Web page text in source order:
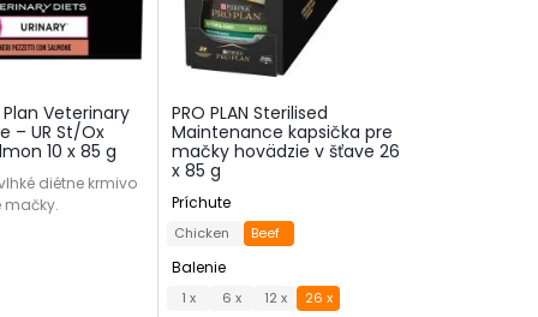
Plan Veterinary
– UR St/Ox
10 x 85 g
diétne krmivo
mačky.
PRO PLAN Sterilised
Maintenance kapsička pre
mačky hovädzie v šťave 26
x 85 g
Príchute
Chicken Beef
Balenie
1 x 6 x 12 x 26 x